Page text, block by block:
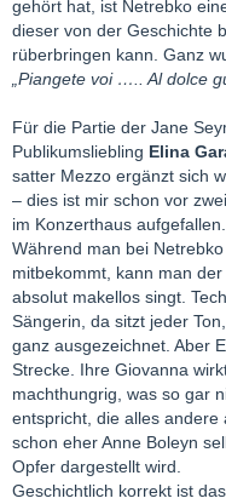
gehört hat, ist Netrebko
dieser von der Geschichte
rüberbringen kann. Ganz
„Piangete voi ….. Al dolce
Für die Partie der Jane
Publikumsliebling Elina
satter Mezzo ergänzt sich
– dies ist mir schon vor
im Konzerthaus aufgefallen.
Während man bei
mitbekommt, kann man
absolut makellos singt.
Sängerin, da sitzt jeder
ganz ausgezeichnet. Aber
Strecke. Ihre Giovanna
machthungrig, was so gar
entspricht, die alles andere
schon eher Anne Boleyn
Opfer dargestellt wird.
Geschichtlich korrekt ist